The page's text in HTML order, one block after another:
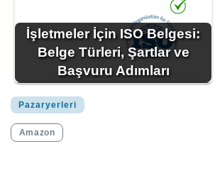
İşletmeler İçin ISO Belgesi:
Belge Türleri, Şartlar ve
Başvuru Adımları
Pazaryerleri
Amazon